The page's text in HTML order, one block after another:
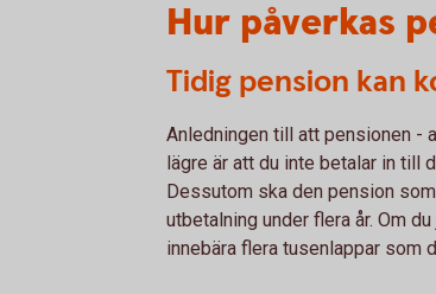
Hur påverkas
Tidig pension kan
Anledningen till att pensionen -
lägre är att du inte betalar in till
Dessutom ska den pension
utbetalning under flera år. Om
innebära flera tusenlappar som